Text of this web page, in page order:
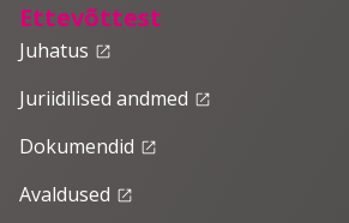
Ettevõttest
Juhatus launch
Juriidilised andmed launch
Dokumendid launch
Avaldused launch